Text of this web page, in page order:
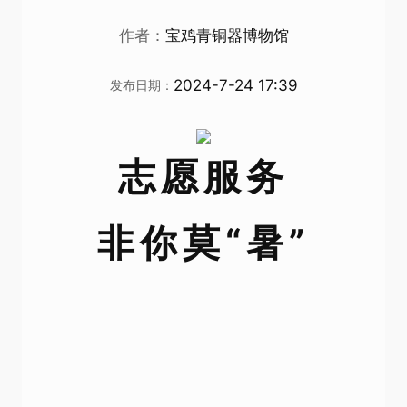
作者： 宝鸡青铜器博物馆
发布日期： 2024-7-24 17:39
志愿服务
非你莫“暑”